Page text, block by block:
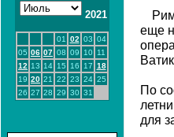
2021
01 02 03 04
05 06 07 08 09 10
11
12 13 14 15 16 17 18
19 20 21 22 23 24 25
26 27 28 29 30 31
еще
По
для